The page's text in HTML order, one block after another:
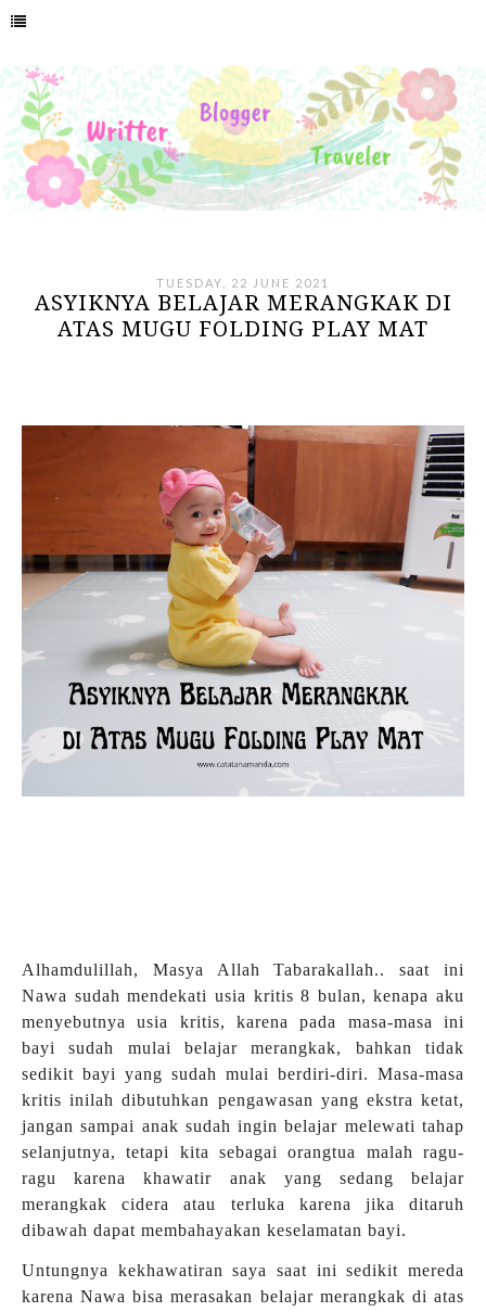
TUESDAY, 22 JUNE 2021
ASYIKNYA BELAJAR MERANGKAK DI
ATAS MUGU FOLDING PLAY MAT
Alhamdulillah, Masya Allah Tabarakallah.. saat ini
Nawa sudah mendekati usia kritis 8 bulan, kenapa aku
menyebutnya usia kritis, karena pada masa-masa ini
bayi sudah mulai belajar merangkak, bahkan tidak
sedikit bayi yang sudah mulai berdiri-diri. Masa-masa
kritis inilah dibutuhkan pengawasan yang ekstra ketat,
jangan sampai anak sudah ingin belajar melewati tahap
selanjutnya, tetapi kita sebagai orangtua malah ragu-
ragu karena khawatir anak yang sedang belajar
merangkak cidera atau terluka karena jika ditaruh
dibawah dapat membahayakan keselamatan bayi.
Untungnya kekhawatiran saya saat ini sedikit mereda
karena Nawa bisa merasakan belajar merangkak di atas